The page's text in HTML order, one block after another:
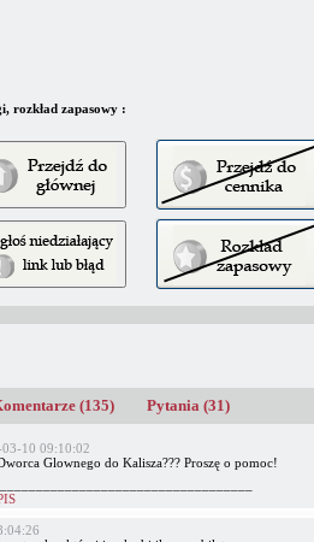
rozkład zapasowy :
(135) Pytania (31)
10 09:10:02
Glownego do Kalisza??? Proszę o pomoc!